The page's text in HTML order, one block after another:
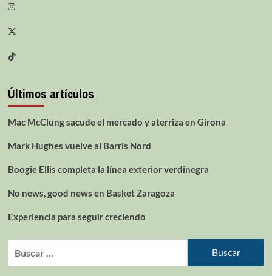
Últimos artículos
Mac McClung sacude el mercado y aterriza en Girona
Mark Hughes vuelve al Barris Nord
Boogie Ellis completa la línea exterior verdinegra
No news, good news en Basket Zaragoza
Experiencia para seguir creciendo